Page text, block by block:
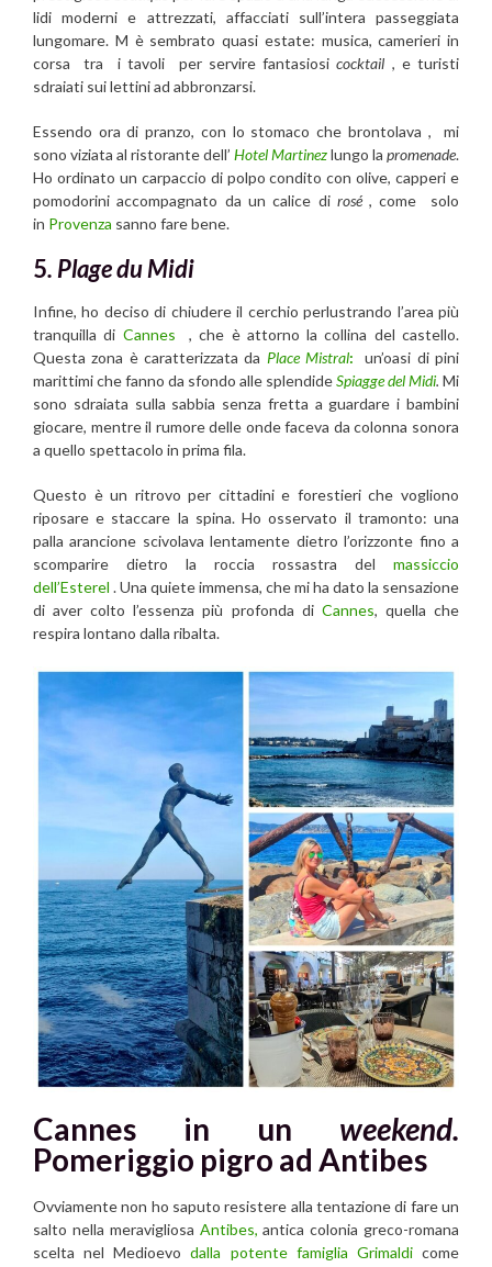
lidi moderni e attrezzati, affacciati sull’intera passeggiata
lungomare. M è sembrato quasi estate: musica, camerieri in
corsa tra i tavoli per servire fantasiosicocktail , e turisti
sdraiati sui lettini ad abbronzarsi.
Essendo ora di pranzo, con lo stomaco che brontolava , mi
sono viziata al ristorante dell’ Hotel Martinezlungo la promenade.
Ho ordinato un carpaccio di polpo condito con olive, capperi e
pomodorini accompagnato da un calice di rosé, come solo
in Provenza sanno fare bene.
5. Plage du Midi
Infine, ho deciso di chiudere il cerchio perlustrando l’area più
tranquilla di Cannes
, che è attorno la collina del castello.
Questa zona è caratterizzata da Place Mistral: un’oasi di pini
marittimi che fanno da sfondo alle splendideSpiagge del Midi. Mi
sono sdraiata sulla sabbia senza fretta a guardare i bambini
giocare, mentre il rumore delle onde faceva da colonna sonora
a quello spettacolo in prima fila.
Questo è un ritrovo per cittadini e forestieri che vogliono
riposare e staccare la spina. Ho osservato il tramonto: una
palla arancione scivolava lentamente dietro l’orizzonte fino a
scomparire dietro la roccia rossastra del massiccio
dell’Esterel . Una quiete immensa, che mi ha dato la sensazione
di aver colto l’essenza più profonda di Cannes, quella che
respira lontano dalla ribalta.
Cannes in un weekend.
Pomeriggio pigro ad Antibes
Ovviamente non ho saputo resistere alla tentazione di fare un
salto nella meravigliosa Antibes,antica colonia greco-romana
scelta nel Medioevodalla potente famiglia Grimaldicome